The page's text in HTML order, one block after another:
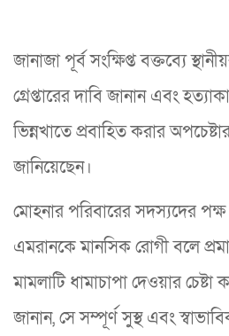
জানাজা পূর্ব সংক্ষিপ্ত বক্তব্যে
গ্রেপ্তারের দাবি জানান এবং
ভিন্নখাতে প্রবাহিত করার
জানিয়েছেন।
মোহনার পরিবারের সদস্যদের
এমরানকে মানসিক রোগী বলে
মামলাটি ধামাচাপা দেওয়ার
জানান, সে সম্পূর্ণ সুস্থ এবং